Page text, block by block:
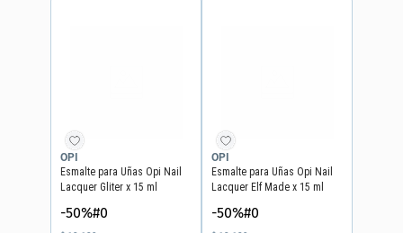
OPI
Esmalte para Uñas Opi Nail
Lacquer Gliter x 15 ml
-50%#0
OPI
Esmalte para Uñas Opi Nail
Lacquer Elf Made x 15 ml
-50%#0